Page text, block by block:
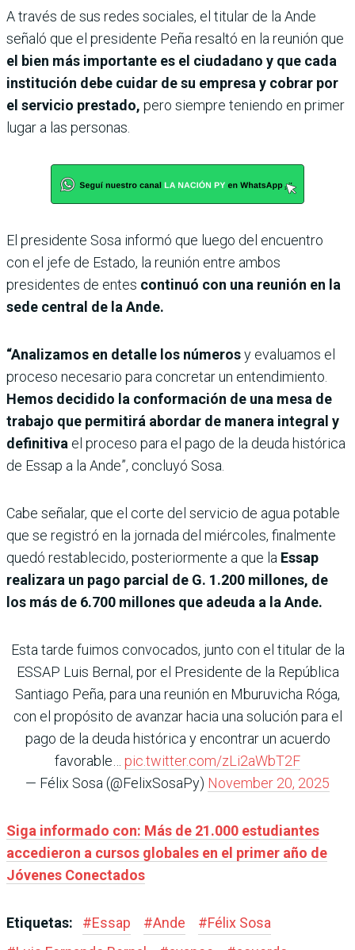
A través de sus redes sociales, el titular de la Ande
señaló que el presidente Peña resaltó en la reunión que
el bien más importante es el ciudadano y que cada
institución debe cuidar de su empresa y cobrar por
el servicio prestado, pero siempre teniendo en primer
lugar a las personas.
El presidente Sosa informó que luego del encuentro
con el jefe de Estado, la reunión entre ambos
presidentes de entes continuó con una reunión en la
sede central de la Ande.
“Analizamos en detalle los númerosy evaluamos el
proceso necesario para concretar un entendimiento.
Hemos decidido la conformación de una mesa de
trabajo que permitirá abordar de manera integral y
definitiva el proceso para el pago de la deuda histórica
de Essap a la Ande”, concluyó Sosa.
Cabe señalar, que el corte del servicio de agua potable
que se registró en la jornada del miércoles, finalmente
quedó restablecido, posteriormente a que la Essap
realizara un pago parcial de G. 1.200 millones, de
los más de 6.700 millones que adeuda a la Ande.
Esta tarde fuimos convocados, junto con el titular de la
ESSAP Luis Bernal, por el Presidente de la República
Santiago Peña, para una reunión en Mburuvicha Róga,
con el propósito de avanzar hacia una solución para el
pago de la deuda histórica y encontrar un acuerdo
favorable… pic.twitter.com/zLi2aWbT2F
— Félix Sosa (@FelixSosaPy) November 20, 2025
Siga informado con: Más de 21.000 estudiantes
accedieron a cursos globales en el primer año de
Jóvenes Conectados
Etiquetas: #Essap #Ande #Félix Sosa